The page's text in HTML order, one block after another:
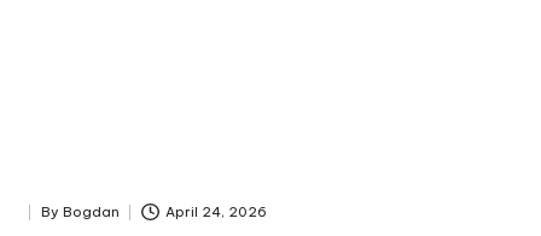
Posted
By Bogdan April 24, 2026